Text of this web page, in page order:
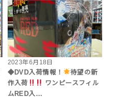
2023年6月18日
◆DVD入荷情報！
待望の新
作入荷
ワンピースフィル
ムRED入…